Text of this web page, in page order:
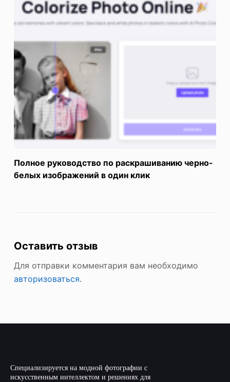
Полное руководство по раскрашиванию черно-
белых изображений в один клик
Оставить отзыв
Для отправки комментария вам необходимо
авторизоваться.
Специализируется на модной фотографии с
искусственным интеллектом и решениях для